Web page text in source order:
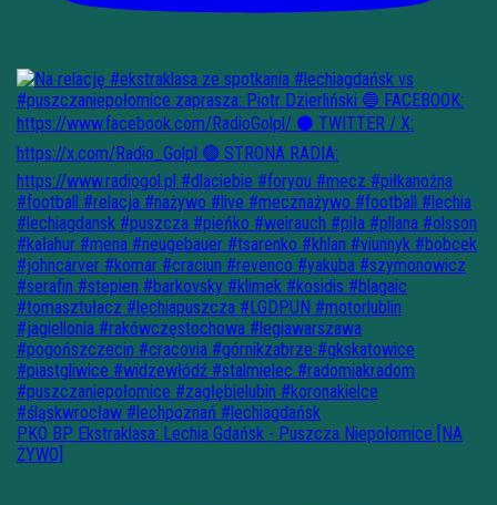
PKO BP Ekstraklasa: Lechia Gdańsk - Puszcza Niepołomice [NA
ŻYWO]